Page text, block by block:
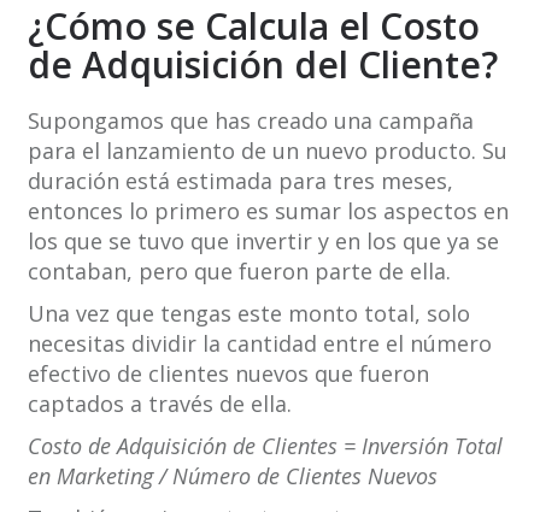
¿Cómo se Calcula el Costo
de Adquisición del Cliente?
Supongamos que has creado una campaña
para el lanzamiento de un nuevo producto. Su
duración está estimada para tres meses,
entonces lo primero es sumar los aspectos en
los que se tuvo que invertir y en los que ya se
contaban, pero que fueron parte de ella.
Una vez que tengas este monto total, solo
necesitas dividir la cantidad entre el número
efectivo de clientes nuevos que fueron
captados a través de ella.
Costo de Adquisición de Clientes = Inversión Total
en Marketing / Número de Clientes Nuevos